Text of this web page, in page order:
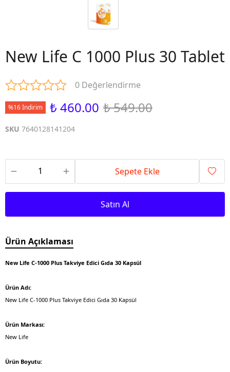
New Life C 1000 Plus 30 Tablet
0 Değerlendirme
%16 İndirim ₺ 460.00 ₺ 549.00
SKU 7640128141204
Sepete Ekle
Satın Al
Ürün Açıklaması
New Life C-1000 Plus Takviye Edici Gıda 30 Kapsül
Ürün Adı:
New Life C-1000 Plus Takviye Edici Gıda 30 Kapsül
Ürün Markası:
New Life
Ürün Boyutu: